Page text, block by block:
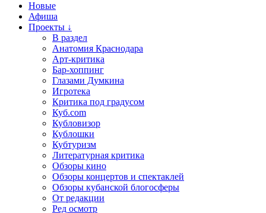
Новые
Афиша
Проекты ↓
В раздел
Анатомия Краснодара
Арт-критика
Бар-хоппинг
Глазами Думкина
Игротека
Критика под градусом
Куб.com
Кубловизор
Кублошки
Кубтуризм
Литературная критика
Обзоры кино
Обзоры концертов и спектаклей
Обзоры кубанской блогосферы
От редакции
Ред осмотр